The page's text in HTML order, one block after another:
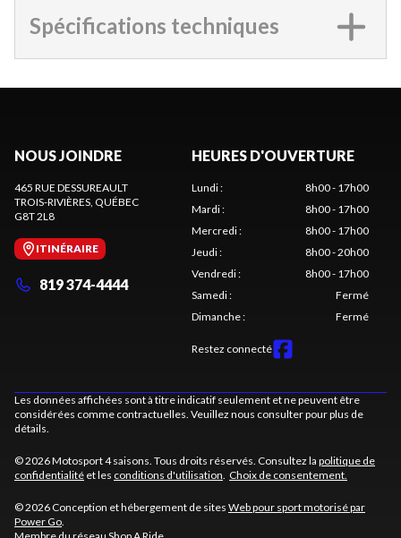
Spécifications techniques
NOUS JOINDRE
465 RUE DESSUREAULT
TROIS-RIVIÈRES, QUÉBEC
G8T 2L8
ITINÉRAIRE
819 374-4444
HEURES D'OUVERTURE
Lundi:
8h00 - 17h00
Mardi:
8h00 - 17h00
Mercredi:
8h00 - 17h00
Jeudi:
8h00 - 20h00
Vendredi:
8h00 - 17h00
Samedi:
Fermé
Dimanche: Fermé
Restez connecté
Les données affichées sont à titre indicatif seulement et ne peuvent être
considérées comme contractuelles. Veuillez nous consulter pour plus de
détails.
© 2026 Motosport 4 saisons. Tous droits réservés. Consultez la politique de
confidentialité et les conditions d'utilisation. Choix de consentement.
© 2026 Conception et hébergement de sites Web pour sport motorisé par
Power Go.